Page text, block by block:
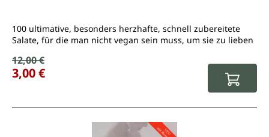
100 ultimative, besonders herzhafte, schnell zubereitete
Salate, für die man nicht vegan sein muss, um sie zu lieben
Verkaufspreis:
Regulärer Preis:
12,00 €
3,00 €